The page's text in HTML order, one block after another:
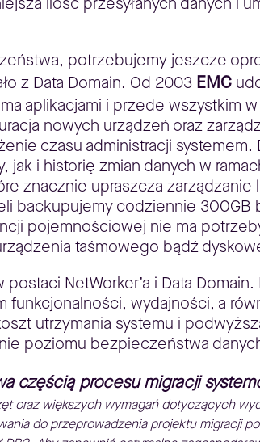
potrzebujemy jeszcze
z Data Domain. Od 2003 EMC
aplikacjami i przede wszystkim
nowych urządzeń oraz
czasu administracji
jak i historię zmian danych w
znacznie upraszcza
backupujemy codziennie
pojemnościowej nie ma
taśmowego bądź
NetWorker’a i Data
funkcjonalności, wydajności, a
utrzymania systemu i
poziomu bezpieczeństwa
częścią procesu migracji
oraz większych wymagań dotyczących
do przeprowadzenia projektu migracji